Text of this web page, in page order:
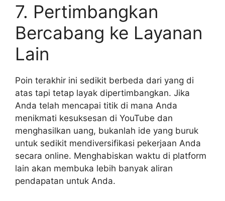
7. Pertimbangkan
Bercabang ke Layanan
Lain
Poin terakhir ini sedikit berbeda dari yang di
atas tapi tetap layak dipertimbangkan. Jika
Anda telah mencapai titik di mana Anda
menikmati kesuksesan di YouTube dan
menghasilkan uang, bukanlah ide yang buruk
untuk sedikit mendiversifikasi pekerjaan Anda
secara online. Menghabiskan waktu di platform
lain akan membuka lebih banyak aliran
pendapatan untuk Anda.